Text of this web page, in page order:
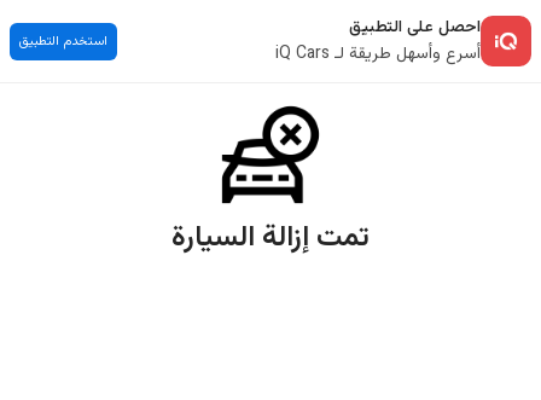
احصل على التطبيق
أسرع وأسهل طريقة لـ iQ Cars
استخدم التطبيق
تمت إزالة السيارة